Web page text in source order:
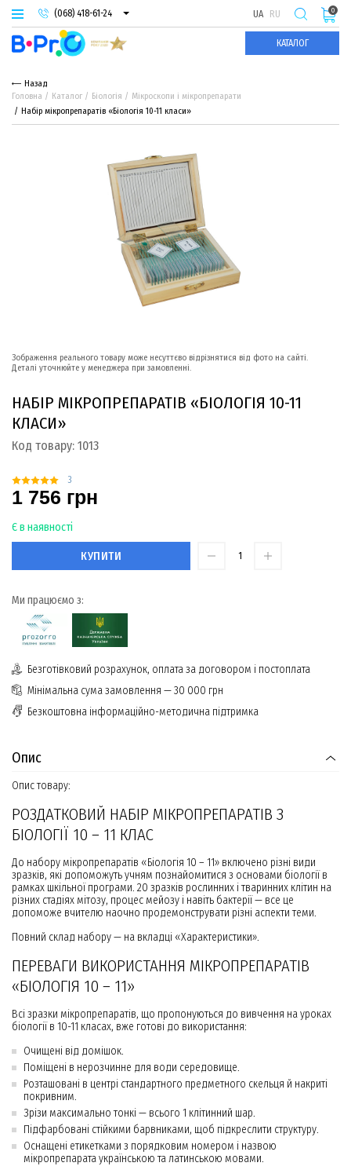
(068) 418-61-24
(093) 974-66-94
(095) 987-29-55
UA RU
КАТАЛОГ
0
Назад
Головна
Каталог Біологія
Мікроскопи і мікропрепарати
Набір мікропрепаратів «Біологія 10-11 класи»
Зображення реального товару може несуттєво відрізнятися від фото на сайті.
Деталі уточнюйте у менеджера при замовленні.
НАБІР МІКРОПРЕПАРАТІВ «БІОЛОГІЯ 10-11
КЛАСИ»
Код товару: 1013
3
1 756 грн
Є в наявності
КУПИТИ
Ми працюємо з:
Безготівковий розрахунок, оплата за договором і постоплата
Мінімальна сума замовлення — 30 000 грн
Безкоштовна інформаційно-методична підтримка
Опис
Опис товару:
РОЗДАТКОВИЙ НАБІР МІКРОПРЕПАРАТІВ З
БІОЛОГІЇ 10 – 11 КЛАС
До набору мікропрепаратів «Біологія 10 – 11» включено різні види
зразків, які допоможуть учням познайомитися з основами біології в
рамках шкільної програми. 20 зразків рослинних і тваринних клітин на
різних стадіях мітозу, процес мейозу і навіть бактерії — все це
допоможе вчителю наочно продемонструвати різні аспекти теми.
Повний склад набору — на вкладці «Характеристики».
ПЕРЕВАГИ ВИКОРИСТАННЯ МІКРОПРЕПАРАТІВ
«БІОЛОГІЯ 10 – 11»
Всі зразки мікропрепаратів, що пропонуються до вивчення на уроках
біології в 10-11 класах, вже готові до використання:
Очищені від домішок.
Поміщені в нерозчинне для води середовище.
Розташовані в центрі стандартного предметного скельця й накриті
покривним.
Зрізи максимально тонкі — всього 1 клітинний шар.
Підфарбовані стійкими барвниками, щоб підкреслити структуру.
Оснащені етикетками з порядковим номером і назвою
мікропрепарата українською та латинською мовами.